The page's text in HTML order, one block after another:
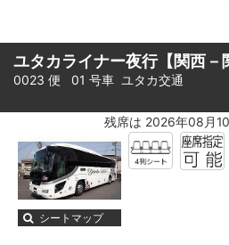
ユタカライナー夜行【関西－
0023 便 01 号車 ユタカ交通
残席は 2026年08月
シートマップ